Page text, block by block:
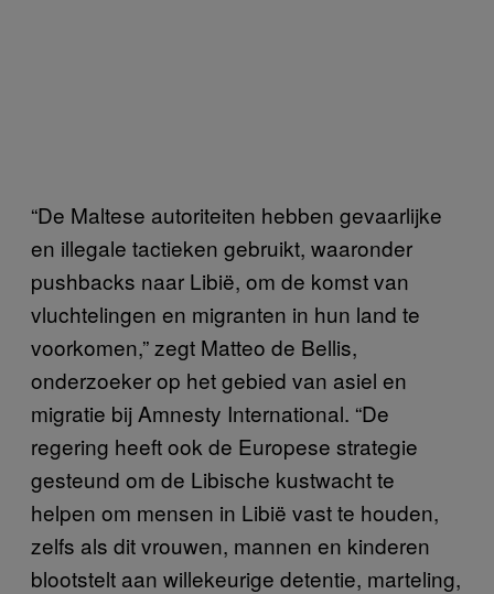
“De Maltese autoriteiten hebben gevaarlijke
en illegale tactieken gebruikt, waaronder
pushbacks naar Libië, om de komst van
vluchtelingen en migranten in hun land te
voorkomen,” zegt Matteo de Bellis,
onderzoeker op het gebied van asiel en
migratie bij Amnesty International. “De
regering heeft ook de Europese strategie
gesteund om de Libische kustwacht te
helpen om mensen in Libië vast te houden,
zelfs als dit vrouwen, mannen en kinderen
blootstelt aan willekeurige detentie, marteling,